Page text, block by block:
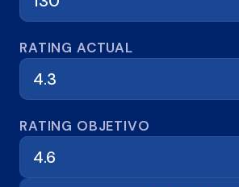
RATING ACTUAL
RATING OBJETIVO